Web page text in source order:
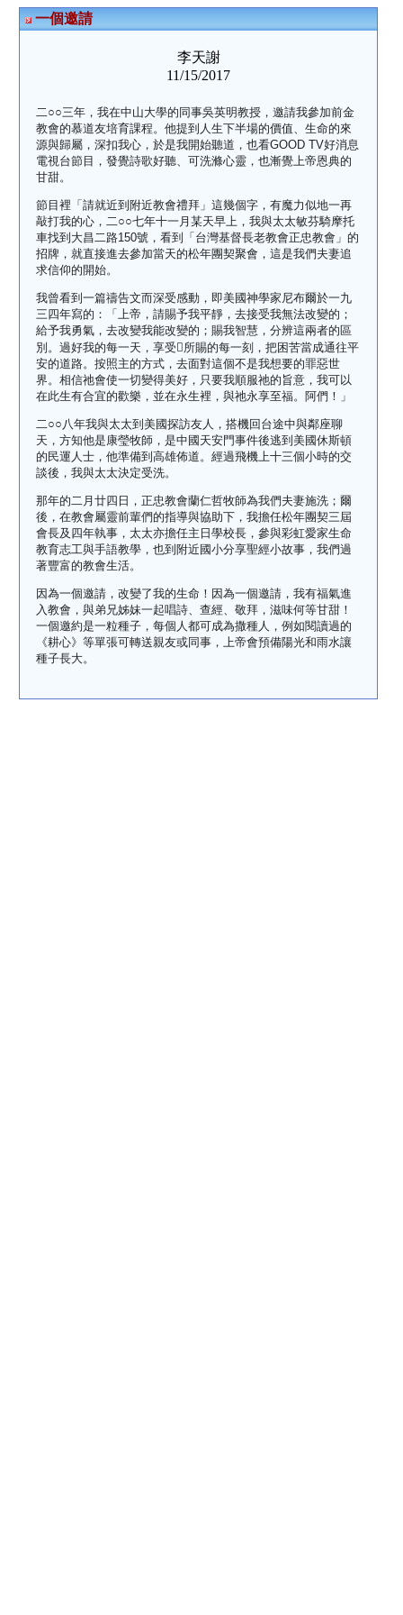
一個邀請
李天謝
11/15/2017
二○○三年，我在中山大學的同事吳英明教授，邀請我參加前金
教會的慕道友培育課程。他提到人生下半場的價值、生命的來
源與歸屬，深扣我心，於是我開始聽道，也看GOOD TV好消息
電視台節目，發覺詩歌好聽、可洗滌心靈，也漸覺上帝恩典的
甘甜。
節目裡「請就近到附近教會禮拜」這幾個字，有魔力似地一再
敲打我的心，二○○七年十一月某天早上，我與太太敏芬騎摩托
車找到大昌二路150號，看到「台灣基督長老教會正忠教會」的
招牌，就直接進去參加當天的松年團契聚會，這是我們夫妻追
求信仰的開始。
我曾看到一篇禱告文而深受感動，即美國神學家尼布爾於一九
三四年寫的：「上帝，請賜予我平靜，去接受我無法改變的；
給予我勇氣，去改變我能改變的；賜我智慧，分辨這兩者的區
別。過好我的每一天，享受  所賜的每一刻，把困苦當成通往平
安的道路。按照主的方式，去面對這個不是我想要的罪惡世
界。相信祂會使一切變得美好，只要我順服祂的旨意，我可以
在此生有合宜的歡樂，並在永生裡，與祂永享至福。阿們！」
二○○八年我與太太到美國探訪友人，搭機回台途中與鄰座聊
天，方知他是康瑩牧師，是中國天安門事件後逃到美國休斯頓
的民運人士，他準備到高雄佈道。經過飛機上十三個小時的交
談後，我與太太決定受洗。
那年的二月廿四日 ，正忠教會蘭仁哲牧師為我們夫妻施洗；爾
後，在教會屬靈前輩們的指導與協助下，我擔任松年團契三屆
會長及四年執事，太太亦擔任主日學校長，參與彩虹愛家生命
教育志工與手語教學，也到附近國小分享聖經小故事，我們過
著豐富的教會生活。
因為一個邀請，改變了我的生命！因為一個邀請，我有福氣進
入教會，與弟兄姊妹一起唱詩、查經、敬拜，滋味何等甘甜！
一個邀約是一粒種子，每個人都可成為撒種人，例如閱讀過的
《耕心》等單張可轉送親友或同事，上帝會預備陽光和雨水讓
種子長大。